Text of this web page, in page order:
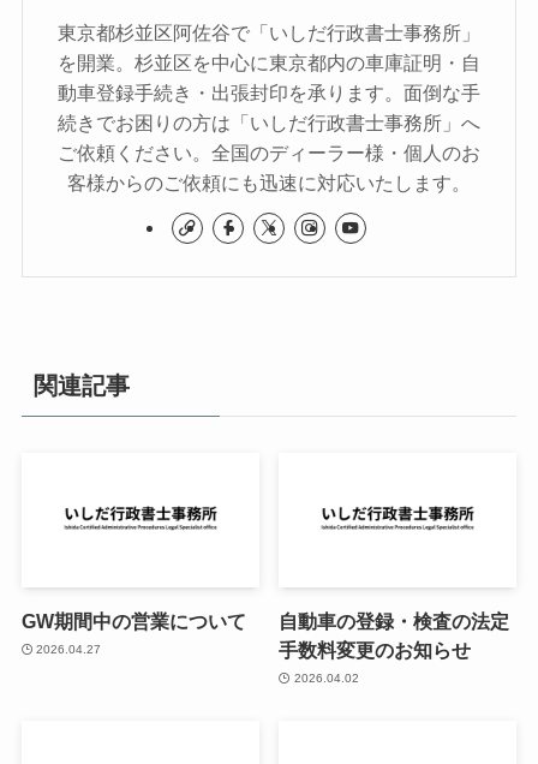
東京都杉並区阿佐谷で「いしだ行政書士事務所」
を開業。杉並区を中心に東京都内の車庫証明・自
動車登録手続き・出張封印を承ります。面倒な手
続きでお困りの方は「いしだ行政書士事務所」へ
ご依頼ください。全国のディーラー様・個人のお
客様からのご依頼にも迅速に対応いたします。
関連記事
GW期間中の営業について
2026.04.27
自動車の登録・検査の法定
手数料変更のお知らせ
2026.04.02